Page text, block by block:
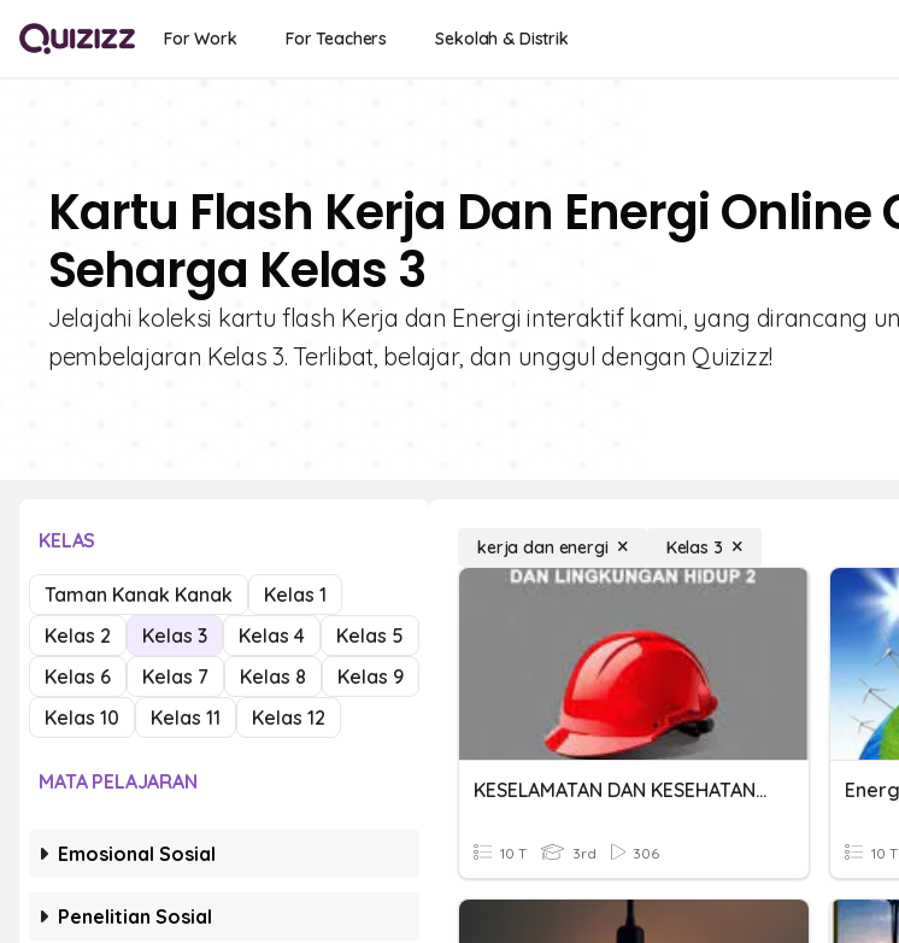
For Work For Teachers Sekolah & Distrik
Kartu Flash Kerja Dan Energi Online
Seharga Kelas 3
Jelajahi koleksi kartu flash Kerja dan Energi interaktif kami, yang dirancang
pembelajaran Kelas 3. Terlibat, belajar, dan unggul dengan Quizizz!
KELAS
Taman Kanak Kanak
Kelas 1
Kelas 2
Kelas 3 Kelas 4
Kelas 5
Kelas 6
Kelas 7 Kelas 8
Kelas 9
Kelas 10
Kelas 11 Kelas 12
MATA PELAJARAN
Emosional Sosial
Penelitian Sosial
kerja dan energi Kelas 3
KESELAMATAN DAN KESEHATAN KERJA
10 T 3rd 306 10 T